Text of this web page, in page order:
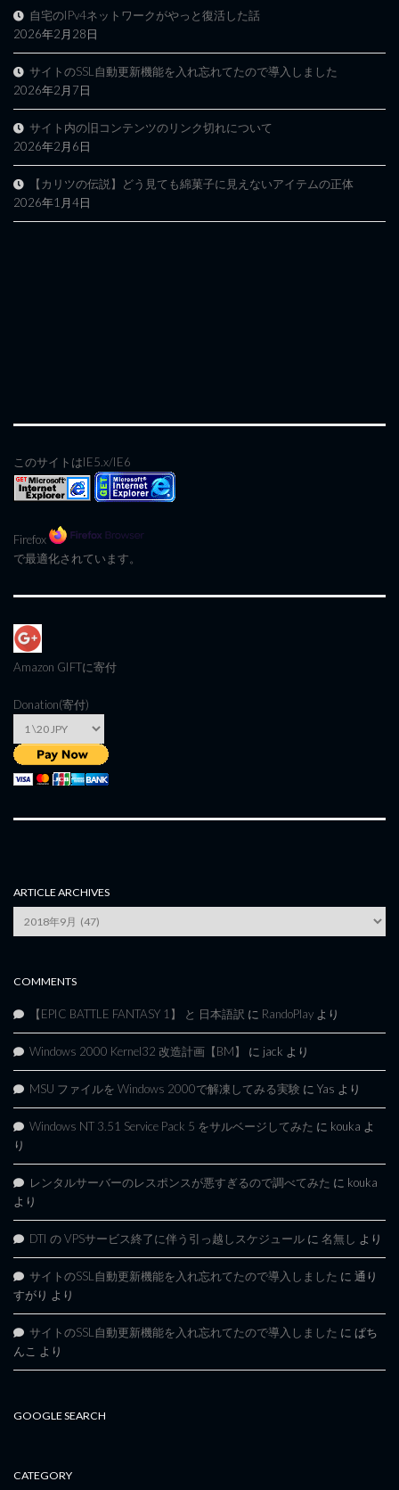
自宅のIPv4ネットワークがやっと復活した話
2026年2月28日
サイトのSSL自動更新機能を入れ忘れてたので導入しました
2026年2月7日
サイト内の旧コンテンツのリンク切れについて
2026年2月6日
【カリツの伝説】どう見ても綿菓子に見えないアイテムの正体
2026年1月4日
このサイトはIE5.x/IE6
Firefox
で最適化されています。
Amazon GIFTに寄付
Donation(寄付)
ARTICLE ARCHIVES
Article
Archives
COMMENTS
【EPIC BATTLE FANTASY 1】 と 日本語訳 に RandoPlay より
Windows 2000 Kernel32 改造計画【BM】 に jack より
MSU ファイルを Windows 2000で解凍してみる実験 に Yas より
Windows NT 3.51 Service Pack 5 をサルベージしてみた に kouka よ
り
レンタルサーバーのレスポンスが悪すぎるので調べてみた に kouka
より
DTI の VPSサービス終了に伴う引っ越しスケジュール に 名無し より
サイトのSSL自動更新機能を入れ忘れてたので導入しました に 通り
すがり より
サイトのSSL自動更新機能を入れ忘れてたので導入しました に ぱち
んこ より
GOOGLE SEARCH
CATEGORY